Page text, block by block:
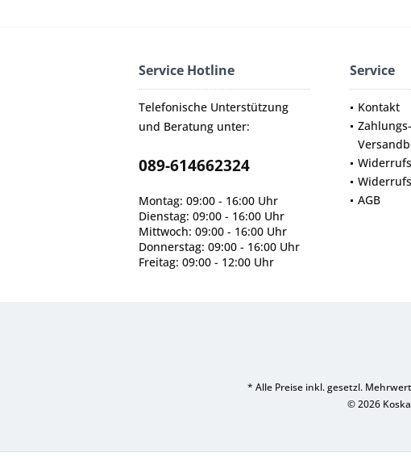
Service Hotline
Telefonische Unterstützung
und Beratung unter:
089-614662324
Montag: 09:00 - 16:00 Uhr
Dienstag: 09:00 - 16:00 Uhr
Mittwoch: 09:00 - 16:00 Uhr
Donnerstag: 09:00 - 16:00 Uhr
Freitag: 09:00 - 12:00 Uhr
Service
Kontakt
AGB
* Alle Preise inkl. gesetzl.
© 2026